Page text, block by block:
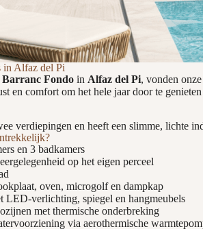
in Alfaz del Pi
Barranc Fondo in Alfaz del Pi, vonden
en comfort om het hele jaar door te
verdiepingen en heeft een slimme, lichte
en 3 badkamers
op het eigen perceel
oven, microgolf en dampkap
LED-verlichting, spiegel en hangmeubels
met thermische onderbreking
via aerothermische